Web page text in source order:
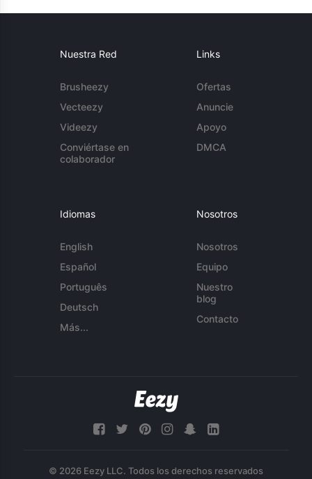
Nuestra Red
Brusheezy
Vecteezy
Videezy
Conviértase en
colaborador
Links
Ofertas
Anuncie
Apoyo
DMCA
Idiomas
English
Español
Português
Deutsch
Más...
Nosotros
Nosotros
Equipo
Nuestro
blog
Contacto
© 2026 Eezy LLC. Todos los derechos reservados